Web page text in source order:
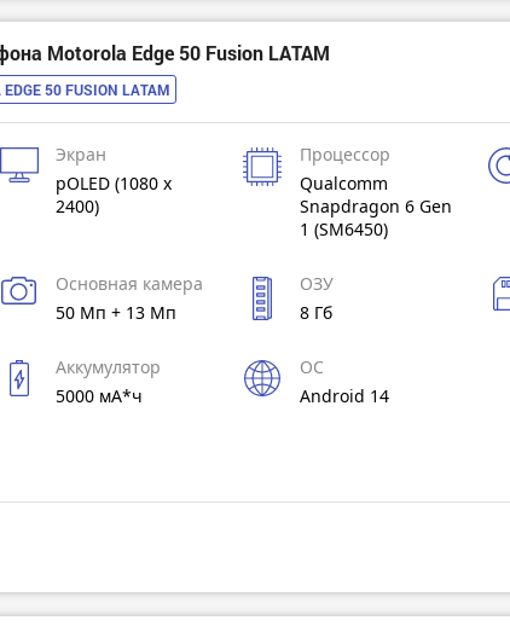
Motorola Edge 50 Fusion LATAM
EDGE 50 FUSION LATAM
Экран
pOLED (1080 x
2400)
Процессор
Qualcomm
Snapdragon 6 Gen
1 (SM6450)
Основная камера
50 Мп + 13 Мп
ОЗУ
8 Гб
Аккумулятор
5000 мА*ч
ОС
Android 14